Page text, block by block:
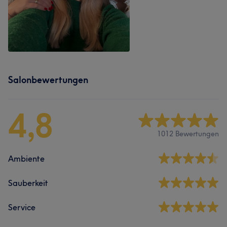
Salonbewertungen
4,8 1012 Bewertungen
Ambiente
Sauberkeit
Service